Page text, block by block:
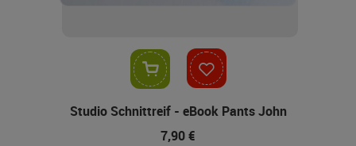
Studio Schnittreif - eBook Pants John
7,90 €